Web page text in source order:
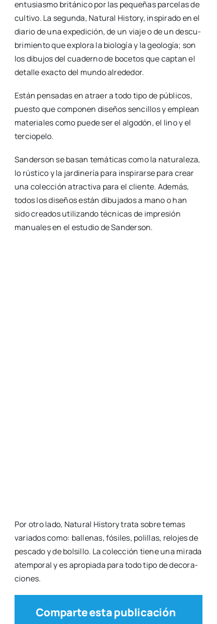
entu­sias­mo bri­tá­ni­co por las peque­ñas par­ce­las de
cul­ti­vo. La segun­da, Natu­ral His­tory, ins­pi­ra­do en el
dia­rio de una expe­di­ción, de un via­je o de un des­cu­
bri­mien­to que explo­ra la bio­lo­gía y la geo­lo­gía; son
los dibu­jos del cua­derno de boce­tos que cap­tan el
deta­lle exac­to del mun­do alre­de­dor.
Están pen­sa­das en atraer a todo tipo de públi­cos,
pues­to que com­po­nen dise­ños sen­ci­llos y emplean
mate­ria­les como pue­de ser el algo­dón, el lino y el
ter­cio­pe­lo.
San­der­son se basan temá­ti­cas como la natu­ra­le­za,
lo rús­ti­co y la jar­di­ne­ría para ins­pi­rar­se para crear
una colec­ción atrac­ti­va para el clien­te. Ade­más,
todos los dise­ños están dibu­ja­dos a mano o han
sido crea­dos uti­li­zan­do téc­ni­cas de impre­sión
manua­les en el estu­dio de San­der­son.
Por otro lado, Natu­ral His­tory tra­ta sobre temas
varia­dos como: balle­nas, fósi­les, poli­llas, relo­jes de
pes­ca­do y de bol­si­llo. La colec­ción tie­ne una mira­da
atem­po­ral y es apro­pia­da para todo tipo de deco­ra­
cio­nes.
Comparte esta publicación